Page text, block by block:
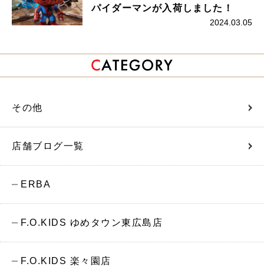
パイダーマンが入荷しました！
2024.03.05
その他
店舗ブログ一覧
ERBA
F.O.KIDS ゆめタウン東広島店
F.O.KIDS 楽々園店